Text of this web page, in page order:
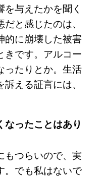
与えたかを聞く
と感じたのは、
的に崩壊した被害
きです。アルコー
ったりとか。生活
える証言には、
なったことはあり
もつらいので、実
。でも私はないで